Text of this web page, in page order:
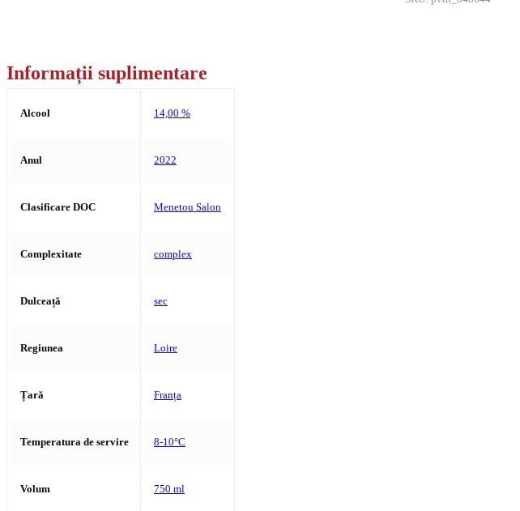
Informații suplimentare
Alcool 14,00 %
Anul 2022
Clasificare DOC Menetou Salon
Complexitate complex
Dulceață sec
Regiunea Loire
Țară Franța
Temperatura de servire 8-10°C
Volum 750 ml